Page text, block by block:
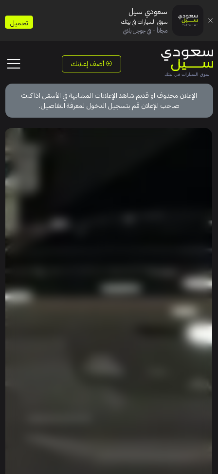
أضف إعلانك
الإعلان محذوف او قديم.شاهد الإعلانات المشابهة في الأسفل اذا كنت
صاحب الإعلان قم بتسجيل الدخول لمعرفة التفاصيل.
سعودي سيل
سوق السيارات في بيتك
مجاناً - في جوجل بلاي
تحميل